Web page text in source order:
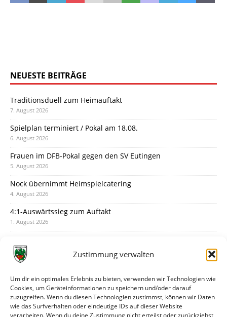
Zustimmung verwalten
Um dir ein optimales Erlebnis zu bieten, verwenden wir Technologien wie
Cookies, um Geräteinformationen zu speichern und/oder darauf
zuzugreifen. Wenn du diesen Technologien zustimmst, können wir Daten
wie das Surfverhalten oder eindeutige IDs auf dieser Website
verarbeiten. Wenn du deine Zustimmung nicht erteilst oder zurückziehst,
NEUESTE BEITRÄGE
Traditionsduell zum Heimauftakt
7. August 2026
Spielplan terminiert / Pokal am 18.08.
6. August 2026
Frauen im DFB-Pokal gegen den SV Eutingen
5. August 2026
Nock übernimmt Heimspielcatering
4. August 2026
4:1-Auswärtssieg zum Auftakt
1. August 2026
31. Juli 2026
30. Juli 2026
Deine Spielminute: 89+1
28. Juli 2026